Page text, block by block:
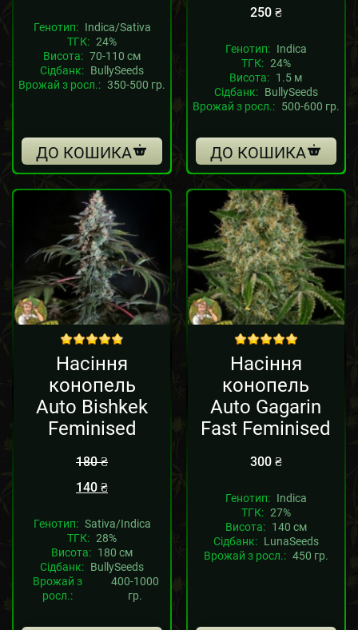
Генотип: Indica/Sativa
ТГК: 24%
Висота: 70-110 см
Сідбанк: BullySeeds
Врожай з росл.: 350-500 гр.
ДО КОШИКА
250 ₴
Генотип: Indica
ТГК: 24%
Висота: 1.5 м
Сідбанк: BullySeeds
Врожай з росл.: 500-600 гр.
ДО КОШИКА
Sale!
Насіння
конопель
Auto Bishkek
Feminised
180₴
140₴
Генотип: Sativa/Indica
ТГК: 28%
Висота: 180 см
Сідбанк: BullySeeds
Врожай з
росл.:
400-1000
гр.
Насіння
конопель
Auto Gagarin
Fast Feminised
300 ₴
Генотип: Indica
ТГК: 27%
Висота: 140 см
Сідбанк: LunaSeeds
Врожай з росл.: 450 гр.